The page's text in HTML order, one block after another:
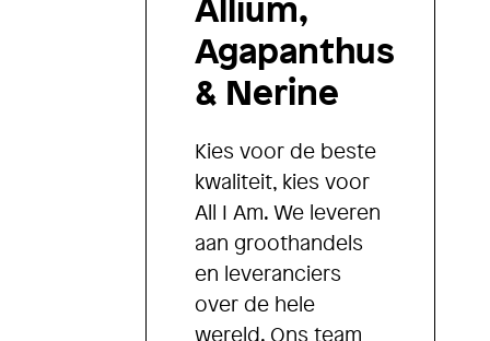
Agapanthus
& Nerine
Kies voor de beste
kwaliteit, kies voor
All I Am. We leveren
aan groothandels
en leveranciers
over de hele
wereld. Ons team